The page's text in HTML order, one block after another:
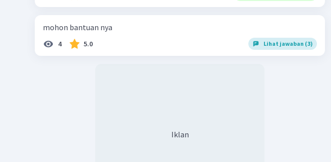
mohon bantuan nya
4 5.0 Lihat jawaban (3)
Iklan